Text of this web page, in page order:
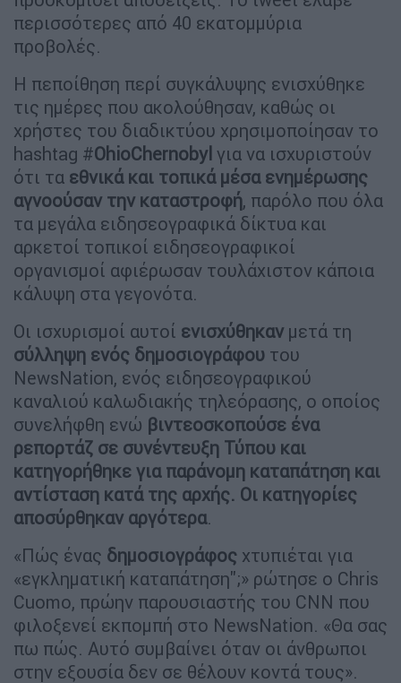
περισσότερες από 40 εκατομμύρια
προβολές.
Η πεποίθηση περί συγκάλυψης ενισχύθηκε
τις ημέρες που ακολούθησαν, καθώς οι
χρήστες του διαδικτύου χρησιμοποίησαν το
hashtag #OhioChernobyl για να ισχυριστούν
ότι τα εθνικά και τοπικά μέσα ενημέρωσης
αγνοούσαν την καταστροφή, παρόλο που όλα
τα μεγάλα ειδησεογραφικά δίκτυα και
αρκετοί τοπικοί ειδησεογραφικοί
οργανισμοί αφιέρωσαν τουλάχιστον κάποια
κάλυψη στα γεγονότα.
Οι ισχυρισμοί αυτοί ενισχύθηκαν μετά τη
σύλληψη ενός δημοσιογράφου του
NewsNation, ενός ειδησεογραφικού
καναλιού καλωδιακής τηλεόρασης, ο οποίος
συνελήφθη ενώ βιντεοσκοπούσε ένα
ρεπορτάζ σε συνέντευξη Τύπου και
κατηγορήθηκε για παράνομη καταπάτηση και
αντίσταση κατά της αρχής. Οι κατηγορίες
αποσύρθηκαν αργότερα.
«Πώς ένας δημοσιογράφος χτυπιέται για
«εγκληματική καταπάτηση";» ρώτησε ο Chris
Cuomo, πρώην παρουσιαστής του CNN που
φιλοξενεί εκπομπή στο NewsNation. «Θα σας
πω πώς. Αυτό συμβαίνει όταν οι άνθρωποι
στην εξουσία δεν σε θέλουν κοντά τους».